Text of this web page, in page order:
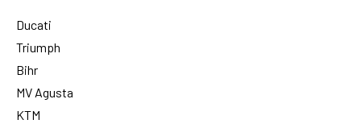
Ducati
Triumph
Bihr
MV Agusta
KTM